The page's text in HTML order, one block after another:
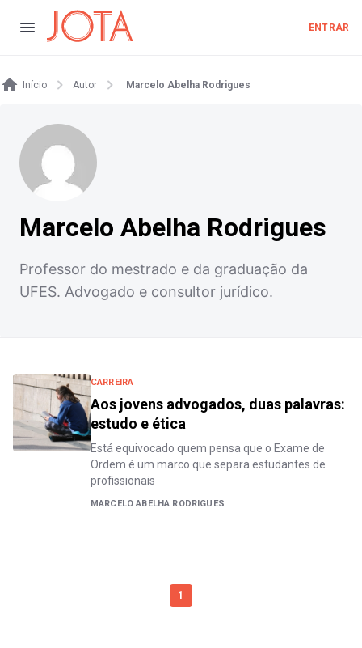
ENTRAR
Início Autor Marcelo Abelha Rodrigues
Marcelo Abelha Rodrigues
Professor do mestrado e da graduação da
UFES. Advogado e consultor jurídico.
CARREIRA
Aos jovens advogados, duas palavras:
estudo e ética
Está equivocado quem pensa que o Exame de
Ordem é um marco que separa estudantes de
profissionais
MARCELO ABELHA RODRIGUES
1